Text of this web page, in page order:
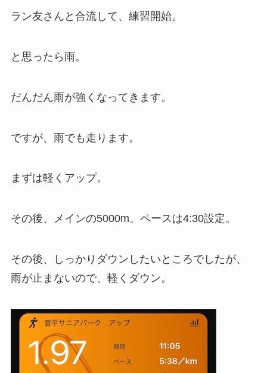
ラン友さんと合流して、練習開始。
と思ったら雨。
だんだん雨が強くなってきます。
ですが、雨でも走ります。
まずは軽くアップ。
その後、メインの5000m。ペースは4:30設定。
その後、しっかりダウンしたいところでしたが、
雨が止まないので、軽くダウン。